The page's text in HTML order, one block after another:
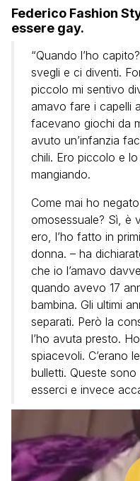
Federico Fashion
essere gay.
“Quando l’ho
svegli e ci diventi.
piccolo mi sentivo
amavo fare i capelli
facevano giochi da
avuto un’infanzia
chili. Ero piccolo e
mangiando.
Come mai ho
omosessuale? Sì, è
ero, l’ho fatto in
donna. – ha
che io l’amavo
quando avevo 17
bambina. Gli ultimi
separati. Però la
l’ho avuta presto.
spiacevoli. C’erano
bulletti. Queste
esserci e invece